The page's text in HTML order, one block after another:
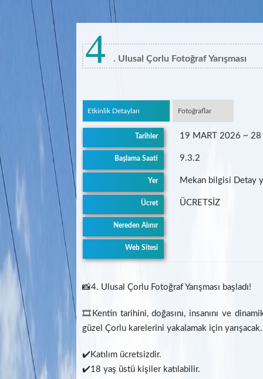
4 . Ulusal Çorlu Fotoğraf Yarışması
Etkinlik Detayları Fotoğraflar
Tarihler 19 MART 2026 ~ 28
Başlama Saati 9.3.2
Yer Mekan bilgisi Detay
Ücret ÜCRETSİZ
Nereden Alınır
Web Sitesi
📸4. Ulusal Çorlu Fotoğraf Yarışması başladı!
🎞️Kentin tarihini, doğasını, insanını ve
güzel Çorlu karelerini yakalamak için yarışacak.
✔️Katılım ücretsizdir.
✔️18 yaş üstü kişiler katılabilir.